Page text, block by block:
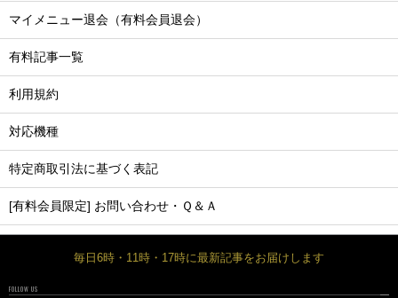
マイメニュー退会（有料会員退会）
有料記事一覧
利用規約
対応機種
特定商取引法に基づく表記
[有料会員限定] お問い合わせ・Ｑ＆Ａ
毎日6時・11時・17時に最新記事をお届けします
FOLLOW US